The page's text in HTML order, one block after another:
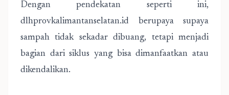
Dengan pendekatan seperti ini,
dlhprovkalimantanselatan.id berupaya supaya
sampah tidak sekadar dibuang, tetapi menjadi
bagian dari siklus yang bisa dimanfaatkan atau
dikendalikan.